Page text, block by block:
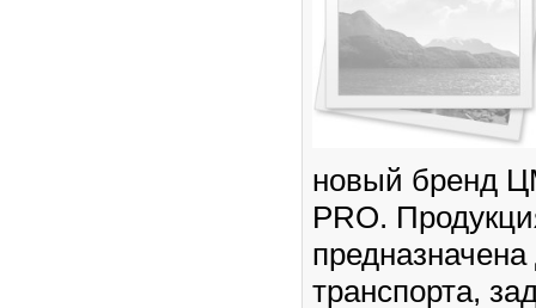
новый бренд
PRO.
транспорта,